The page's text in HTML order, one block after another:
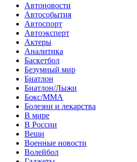
Автоновости
Автособытия
Автоспорт
Автоэксперт
Актеры
Аналитика
Баскетбол
Безумный мир
Биатлон
Биатлон/Лыжи
Бокс/MMA
Болезни и лекарства
В мире
В России
Вещи
Военные новости
Волейбол